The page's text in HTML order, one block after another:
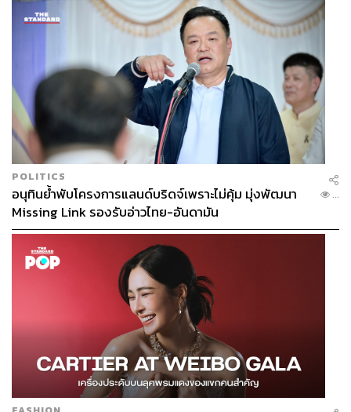
POLITICS
อนุทินย้ำพับโครงการแลนด์บริดจ์เพราะไม่คุ้ม มุ่งพัฒนา
Missing Link รองรับอ่าวไทย-อันดามัน
...